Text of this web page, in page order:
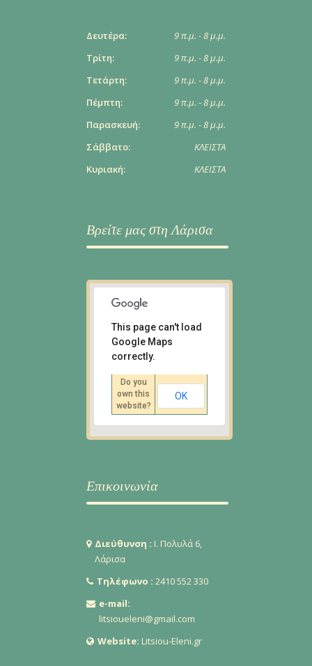
Δευτέρα:
9 π.μ. - 8 μ.μ.
Τρίτη:
9 π.μ. - 8 μ.μ.
Τετάρτη:
9 π.μ. - 8 μ.μ.
Πέμπτη:
9 π.μ. - 8 μ.μ.
Παρασκευή:
9 π.μ. - 8 μ.μ.
Σάββατο:
ΚΛΕΙΣΤΑ
Κυριακή:
ΚΛΕΙΣΤΑ
Βρείτε μας στη Λάρισα
Ι. Πολυλά 6, Λάρισα
This page can't load
Google Maps
correctly.
Do you
own this
website?
OK
Επικοινωνία
Διεύθυνση : Ι. Πολυλά 6,
Λάρισα
Τηλέφωνο : 2410 552 330
e-mail:
litsioueleni@gmail.com
Website: Litsiou-Eleni.gr